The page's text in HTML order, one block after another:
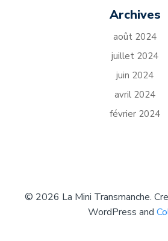
Archives
août 2024
juillet 2024
juin 2024
avril 2024
février 2024
© 2026 La Mini Transmanche.
WordPress and